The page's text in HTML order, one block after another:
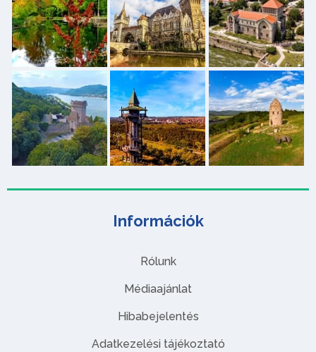
Információk
Rólunk
Médiaajánlat
Hibabejelentés
Adatkezelési tájékoztató